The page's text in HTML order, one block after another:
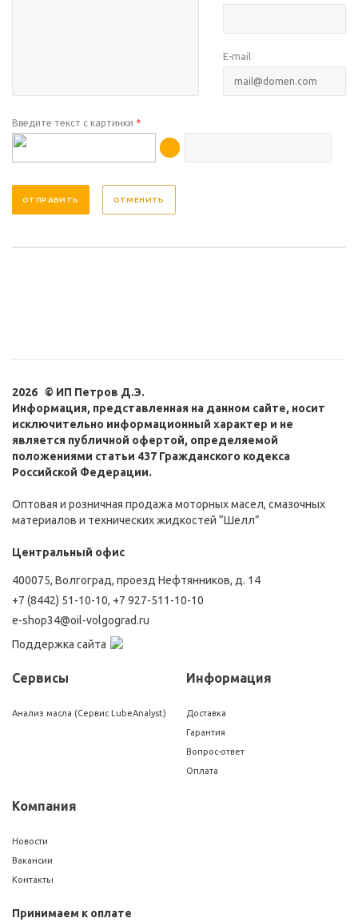
E-mail
Введите текст с картинки *
ОТМЕНИТЬ
2026 © ИП Петров Д.Э.
Информация, представленная на данном сайте, носит
исключительно информационный характер и не
является публичной офертой, определяемой
положениями статьи 437 Гражданского кодекса
Российской Федерации.
Оптовая и розничная продажа моторных масел, смазочных
материалов и технических жидкостей “Шелл”
Центральный офис
400075, Волгоград, проезд Нефтянников, д. 14
+7 (8442) 51-10-10, +7 927-511-10-10
e-shop34@oil-volgograd.ru
Поддержка сайта
Сервисы
Анализ масла (Сервис LubeAnalyst)
Информация
Доставка
Гарантия
Вопрос-ответ
Оплата
Компания
Новости
Вакансии
Контакты
Принимаем к оплате